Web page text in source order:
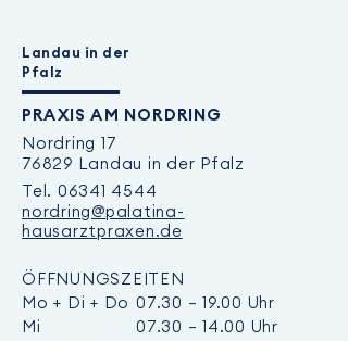
Landau in der
Pfalz
PRAXIS AM NORDRING
Nordring 17
76829 Landau in der Pfalz
Tel. 06341 4544
nordring@palatina-
hausarztpraxen.de
ÖFFNUNGSZEITEN
Mo + Di + Do 07.30 – 19.00 Uhr
Mi
07.30 – 14.00 Uhr